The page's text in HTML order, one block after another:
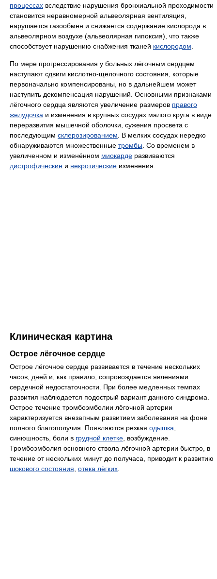
процессах вследствие нарушения бронхиальной проходимости
становится неравномерной альвеолярная вентиляция,
нарушается газообмен и снижается содержание кислорода в
альвеолярном воздухе (альвеолярная гипоксия), что также
способствует нарушению снабжения тканей кислородом
По мере прогрессирования у больных лёгочным сердцем
наступают сдвиги кислотно-щелочного состояния, которые
первоначально компенсированы, но в дальнейшем может
наступить декомпенсация нарушений. Основными признаками
лёгочного сердца являются увеличение размеров правого
желудочка и изменения в крупных сосудах малого круга в виде
переразвития мышечной оболочки, сужения просвета с
последующим склерозированием . В мелких сосудах нередко
обнаруживаются множественные тромбы . Со временем в
увеличенном и изменённом миокарде развиваются
дистрофические и некротические изменения.
Клиническая картина
Острое лёгочное сердце
Острое лёгочное сердце развивается в течение нескольких
часов, дней и, как правило, сопровождается явлениями
сердечной недостаточности. При более медленных темпах
развития наблюдается подострый вариант данного синдрома.
Острое течение тромбоэмболии лёгочной артерии
характеризуется внезапным развитием заболевания на фоне
полного благополучия. Появляются резкая одышка
синюшность, боли в грудной клетке , возбуждение.
Тромбоэмболия основного ствола лёгочной артерии быстро, в
течение от нескольких минут до получаса, приводит к развитию
шокового состояния отека лёгких